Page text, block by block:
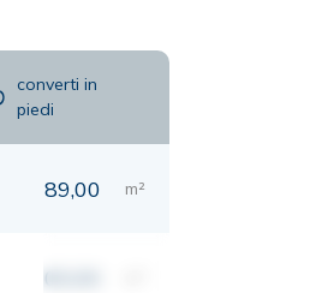
converti in
piedi
89,00 m²
00,00